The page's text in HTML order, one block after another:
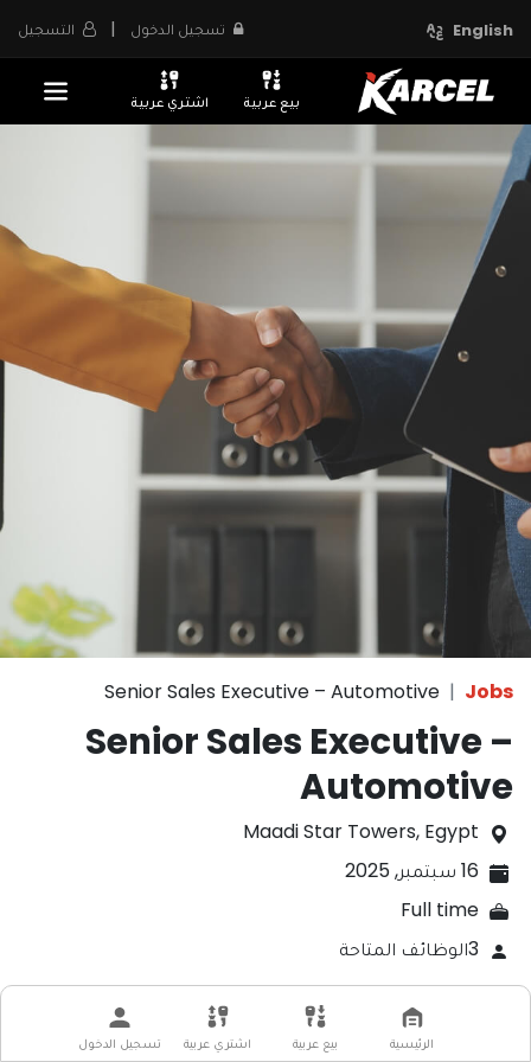
English تسجيل الدخول | التسجيل
بيع عربية اشتري عربية
Jobs
Senior Sales Executive – Automotive
Senior Sales Executive –
Automotive
Maadi Star Towers, Egypt
16 سبتمبر, 2025
Full time
3الوظائف المتاحة
Apply Now!
الرئيسية بيع عربية اشتري عربية تسجيل الدخول